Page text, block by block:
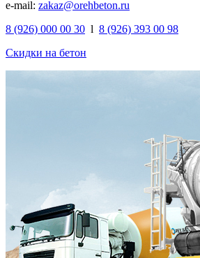
e-mail: zakaz@orehbeton.ru
8 (926) 000 00 30 l 8 (926) 393 00 98
Скидки на бетон